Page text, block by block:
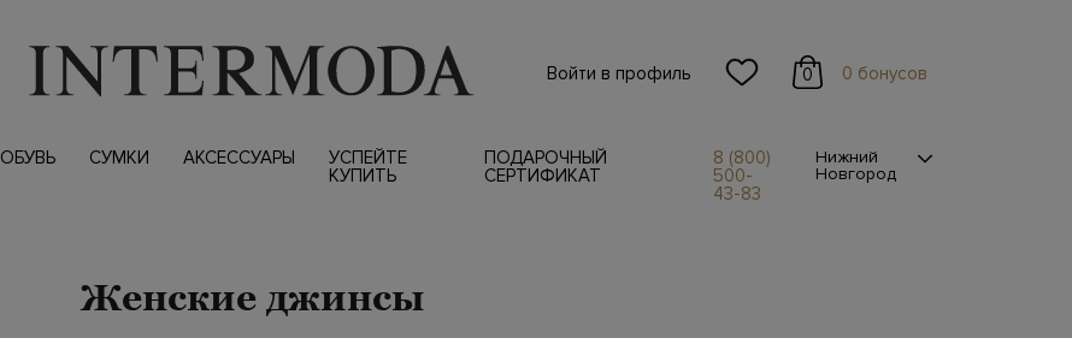
Войти в профиль 0 0 бонусов
ОБУВЬ СУМКИ АКСЕССУАРЫ
УСПЕЙТЕ
КУПИТЬ
ПОДАРОЧНЫЙ
СЕРТИФИКАТ
8 (800)
500-
43-83
Нижний
Новгород
Женские джинсы